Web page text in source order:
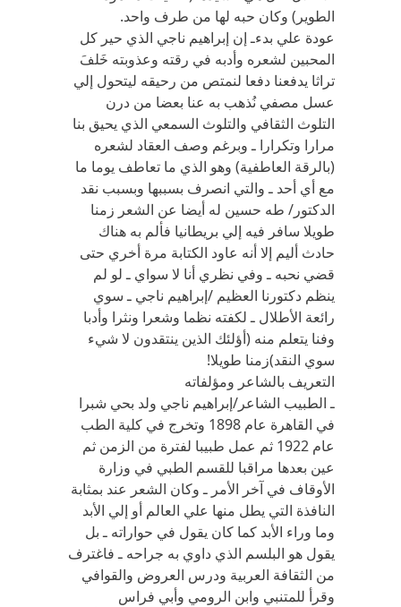
الطوير) وكان حبه لها من طرف واحد.
عودة علي بدءـ إن إبراهيم ناجي الذي حير كل
المحبين لشعره وأدبه في رقته وعذوبته خَلفَ
تراثا يدفعنا دفعا لنمتص من رحيقه ليتحول إلي
عسل مصفي نُذهب به عنا بعضا من درن
التلوث الثقافي والتلوث السمعي الذي يحيق بنا
مرارا وتكرارا ـ وبرغم وصف العقاد لشعره
(بالرقة العاطفية) وهو الذي ما تعاطف يوما ما
مع أي أحد ـ والتي انصرف بسببها وبسبب نقد
الدكتور/ طه حسين له أيضا عن الشعر زمنا
طويلا سافر فيه إلي بريطانيا فألم به هناك
حادث أليم إلا أنه عاود الكتابة مرة أخري حتى
قضي نحبه ـ وفي نظري أنا لا سواي ـ لو لم
ينظم دكتورنا العظيم /إبراهيم ناجي ـ سوي
رائعة الأطلال ـ لكفته نظما وشعرا ونثرا وأدبا
وفنا يتعلم منه (أؤلئك الذين ينتقدون لا شيء
سوي النقد)زمنا طويلا!
التعريف بالشاعر ومؤلفاته
ـ الطبيب الشاعر/إبراهيم ناجي ولد بحي شبرا
في القاهرة عام 1898 وتخرج في كلية الطب
عام 1922 ثم عمل طبيبا لفترة من الزمن ثم
عين بعدها مراقبا للقسم الطبي في وزارة
الأوقاف في آخر الأمر ـ وكان الشعر عند بمثابة
النافذة التي يطل منها علي العالم أو إلي الأبد
وما وراء الأبد كما كان يقول في حواراته ـ بل
يقول هو البلسم الذي داوي به جراحه ـ فاغترف
من الثقافة العربية ودرس العروض والقوافي
وقرأ للمتنبي وابن الرومي وأبي فراس